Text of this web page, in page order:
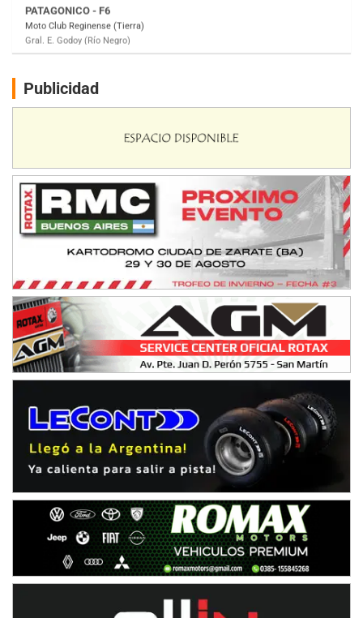
CSK - F7
Juventud Unida (Tierra)
Humboldt (Santa Fe)
Ciudad de Avellaneda (Asfalto)
Avellaneda (Santa Fe)
SUR SANTAFESINO - F4
Rufino (Santa Fe)
TUCUMANO - F5
Juan Navarro (Asfalto)
El Timbó (Tucumán)
COBERTURA ESPECIAL DE E-KART.COM.AR
08/09-AGO
IAME SERIES ARGENTINA 6
Ramiro Tot (Asfalto)
Baradero (Buenos Aires)
KDO - F6
Ciudad de Trenque Lauquen (Asfalto)
ENTRERRIANO - F6 (POSTERGADA)
Parque de la Velocidad (Asfalto)
Villaguay (Entre Ríos)
VICTORIENSE - F7
El Cerro (Tierra)
Victoria (Entre Ríos)
PATAGONICO - F6
Moto Club Reginense (Tierra)
Gral. E. Godoy (Río Negro)
Publicidad